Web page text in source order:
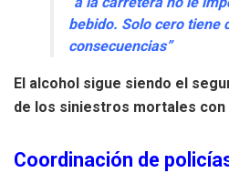
bebido. Solo cero tiene
consecuencias”
El alcohol sigue siendo el
de los siniestros mortales con
Coordinación de